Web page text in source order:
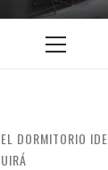
Menú
EL DORMITORIO